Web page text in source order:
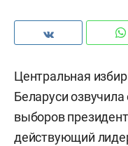
Центральная
Беларуси
выборов
действующий